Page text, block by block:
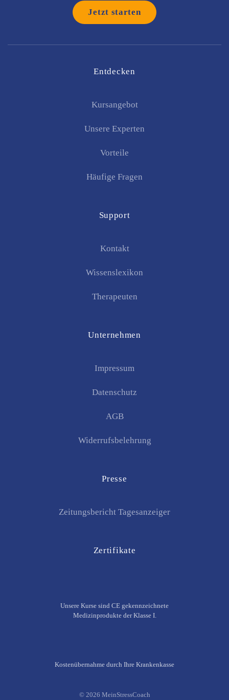
Jetzt starten
Entdecken
Kursangebot
Unsere Experten
Vorteile
Häufige Fragen
Support
Kontakt
Wissenslexikon
Therapeuten
Unternehmen
Impressum
Datenschutz
AGB
Widerrufsbelehrung
Presse
Zeitungsbericht Tagesanzeiger
Zertifikate
Unsere Kurse sind CE gekennzeichnete
Medizinprodukte der Klasse I.
Kostenübernahme durch Ihre Krankenkasse
© 2026 MeinStressCoach